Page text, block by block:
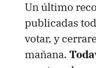
Un último
publicadas
votar, y
mañana.